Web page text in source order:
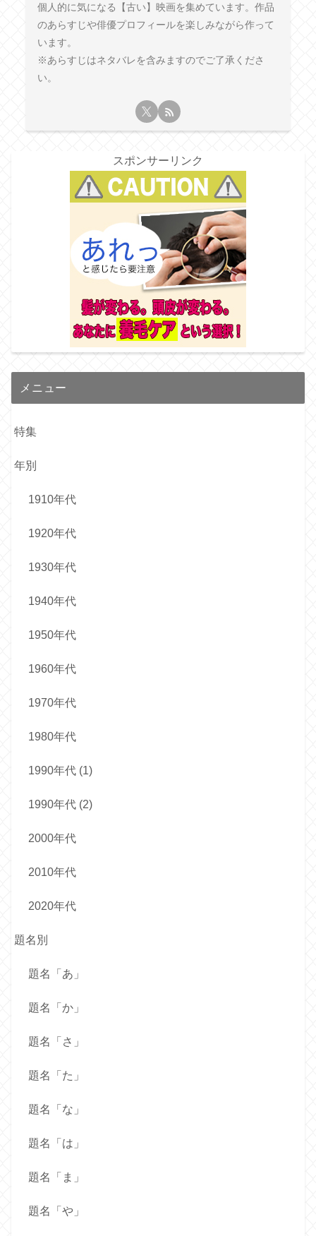
個人的に気になる【古い】映画を集めています。作品
のあらすじや俳優プロフィールを楽しみながら作って
います。
※あらすじはネタバレを含みますのでご了承くださ
い。
スポンサーリンク
メニュー
特集
年別
1910年代
1920年代
1930年代
1940年代
1950年代
1960年代
1970年代
1980年代
1990年代 (1)
1990年代 (2)
2000年代
2010年代
2020年代
題名別
題名「あ」
題名「か」
題名「さ」
題名「た」
題名「な」
題名「は」
題名「ま」
題名「や」